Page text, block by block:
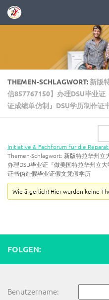
Zum Inhalt springen
THEMEN-SCHLAGWORT: 新版
信857767150】办理DSU毕业
证成绩单仿制』DSU学历制作证
Initiative & Fachforum für die
Themen-Schlagwort: 新版特拉华州立
办理DSU毕业证『做美国特拉华州立
证书伪造假毕业证假文凭假学历
Wie ärgerlich! Hier wurden keine
FOLGEN:
Benutzername: